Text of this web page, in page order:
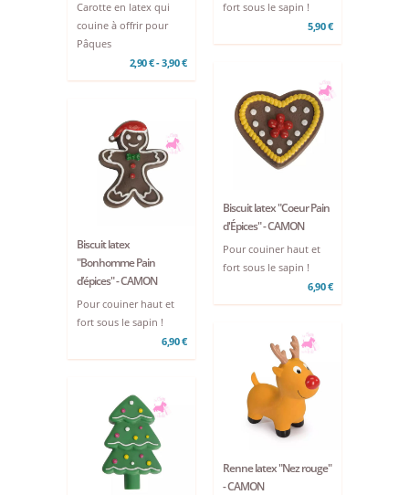
Carotte en latex qui
couine à offrir pour
Pâques
2,90 € - 3,90 €
fort sous le sapin !
5,90 €
Biscuit latex "Coeur Pain
d'Épices" - CAMON
Pour couiner haut et
fort sous le sapin !
6,90 €
Biscuit latex
"Bonhomme Pain
d’épices" - CAMON
Pour couiner haut et
fort sous le sapin !
6,90 €
Renne latex "Nez rouge"
- CAMON